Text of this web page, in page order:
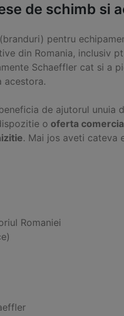
de schimb si
pentru
din Romania, inclusiv
Schaeffler cat si a
acestora.
de ajutorul unuia
o oferta
. Mai jos aveti cateva
Romaniei